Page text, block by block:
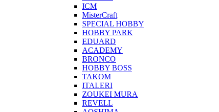
ICM
MisterCraft
SPECIAL HOBBY
HOBBY PARK
EDUARD
ACADEMY
BRONCO
HOBBY BOSS
TAKOM
ITALERI
ZOUKEI MURA
REVELL